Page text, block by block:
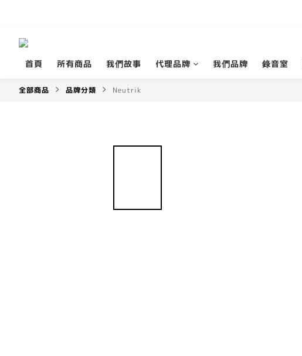
首頁
所有商品 我們故事 代理品牌 我們品牌 錄音室
全部商品 品牌分類 Neutrik